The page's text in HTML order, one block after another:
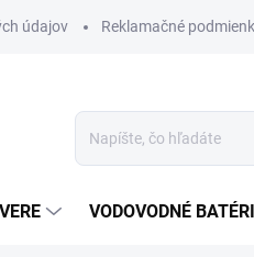
údajov Reklamačné
VODOVODNÉ